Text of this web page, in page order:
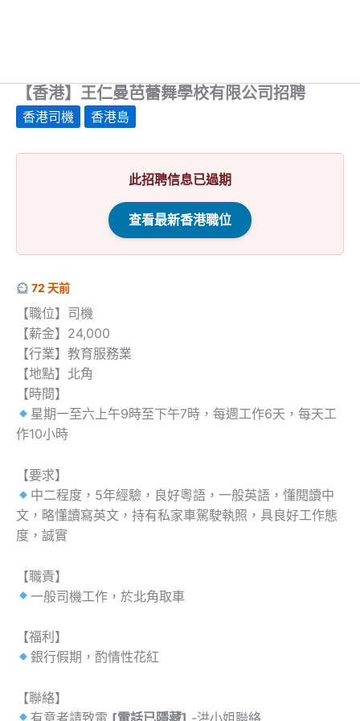
【香港】王仁曼芭蕾舞學校有限公司招聘
香港司機 香港島
此招聘信息已過期
查看最新香港職位
72 天前
【職位】司機
【薪金】24,000
【行業】教育服務業
【地點】北角
【時間】
星期一至六上午9時至下午7時，每週工作6天，每天工
作10小時
【要求】
中二程度，5年經驗，良好粵語，一般英語，懂閱讀中
文，略懂讀寫英文，持有私家車駕駛執照，具良好工作態
度，誠實
【職責】
一般司機工作，於北角取車
【福利】
銀行假期，酌情性花紅
【聯絡】
有意者請致電 [電話已隱藏] -洪小姐聯絡